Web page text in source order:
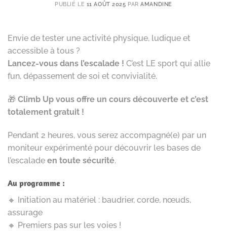
PUBLIÉ LE 11 AOÛT 2025 PARAMANDINE
Envie de tester une activité physique, ludique et
accessible à tous ?
Lancez-vous dans l’escalade ! C’est LE sport qui allie
fun, dépassement de soi et convivialité.
🎁 Climb Up vous offre un cours découverte et c’est
totalement gratuit !
Pendant 2 heures, vous serez accompagné(e) par un
moniteur expérimenté pour découvrir les bases de
l’escalade en toute sécurité.
Au programme :
🔸 Initiation au matériel : baudrier, corde, nœuds,
assurage
🔸 Premiers pas sur les voies !